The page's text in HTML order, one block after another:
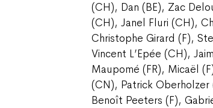
(CH), Dan (BE), Zac
(CH), Janel Fluri (CH),
Christophe Girard (F),
Vincent L’Epée (CH),
Maupomé (FR), Micaël
(CN), Patrick Oberholzer
Benoît Peeters (F),